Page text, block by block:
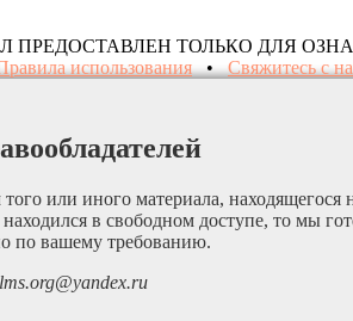
ПРЕДОСТАВЛЕН ТОЛЬКО ДЛЯ
использования•Свяжитесь с
или иного материала, находящегося
в свободном доступе, то мы
по вашему требованию.